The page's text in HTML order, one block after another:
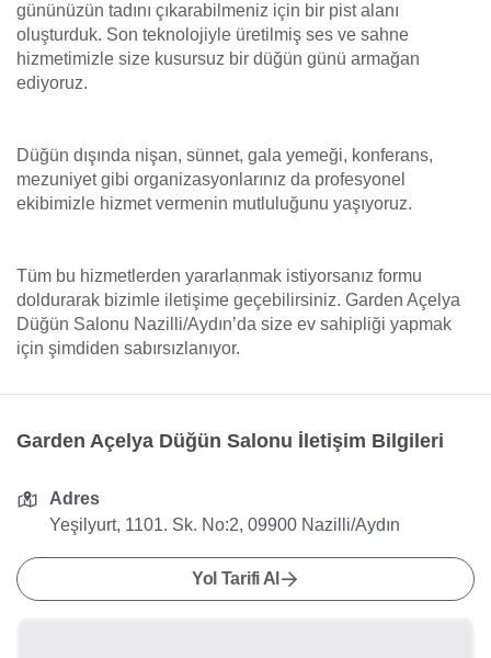
gününüzün tadını çıkarabilmeniz için bir pist alanı
oluşturduk. Son teknolojiyle üretilmiş ses ve sahne
hizmetimizle size kusursuz bir düğün günü armağan
ediyoruz.
Düğün dışında nişan, sünnet, gala yemeği, konferans,
mezuniyet gibi organizasyonlarınız da profesyonel
ekibimizle hizmet vermenin mutluluğunu yaşıyoruz.
Tüm bu hizmetlerden yararlanmak istiyorsanız formu
doldurarak bizimle iletişime geçebilirsiniz. Garden Açelya
Düğün Salonu Nazilli/Aydın’da size ev sahipliği yapmak
için şimdiden sabırsızlanıyor.
Garden Açelya Düğün Salonu İletişim Bilgileri
Adres
Yeşilyurt, 1101. Sk. No:2, 09900 Nazilli/Aydın
Yol Tarifi Al